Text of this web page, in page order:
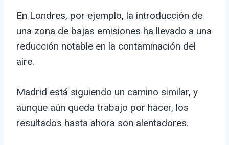
En Londres, por ejemplo, la introducción de
una zona de bajas emisiones ha llevado a una
reducción notable en la contaminación del
aire.
Madrid está siguiendo un camino similar, y
aunque aún queda trabajo por hacer, los
resultados hasta ahora son alentadores.